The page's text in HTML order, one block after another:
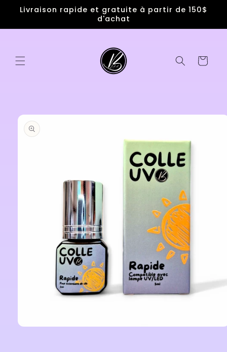
passer
contenu
Livraison rapide et gratuite à partir de 150$
d'achat
Panier
Passer aux
informations
produits